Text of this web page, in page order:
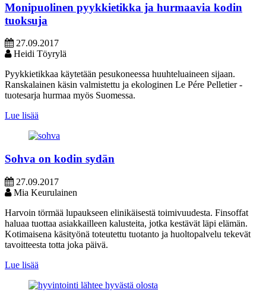
Monipuolinen pyykkietikka ja hurmaavia kodin
tuoksuja
27.09.2017
Heidi Töyrylä
Pyykkietikkaa käytetään pesukoneessa huuhteluaineen sijaan.
Ranskalainen käsin valmistettu ja ekologinen Le Pére Pelletier -
tuotesarja hurmaa myös Suomessa.
Lue lisää
Sohva on kodin sydän
27.09.2017
Mia Keurulainen
Harvoin törmää lupaukseen elinikäisestä toimivuudesta. Finsoffat
haluaa tuottaa asiakkailleen kalusteita, jotka kestävät läpi elämän.
Kotimaisena käsityönä toteutettu tuotanto ja huoltopalvelu tekevät
tavoitteesta totta joka päivä.
Lue lisää